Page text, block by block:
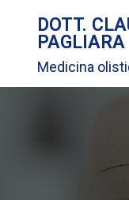
DOTT.
PAGLIARA
Medicina